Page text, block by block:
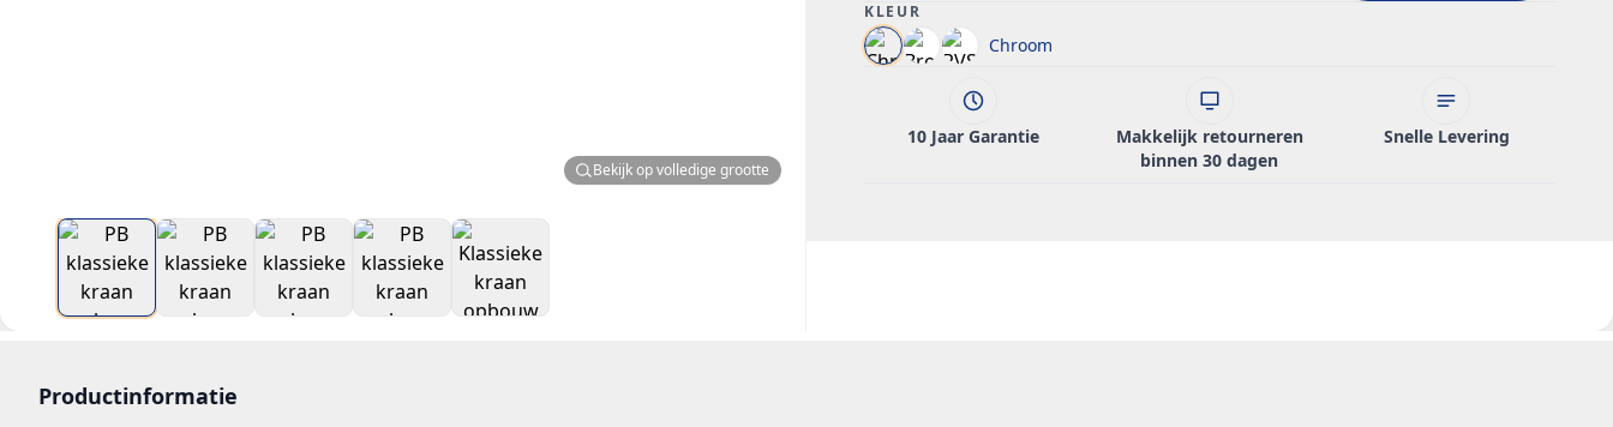
Bekijk op volledige grootte
KLEUR
Chroom
10 Jaar Garantie
Makkelijk retourneren
binnen 30 dagen
Snelle Levering
Productinformatie